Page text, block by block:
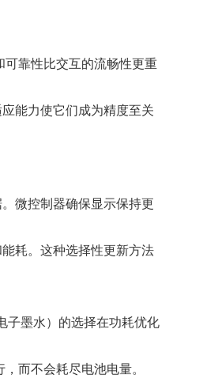
可靠性比交互的流畅性更重
能力使它们成为精度至关
微控制器确保显示保持更
耗。这种选择性更新方法
子墨水）的选择在功耗优化
而不会耗尽电池电量。